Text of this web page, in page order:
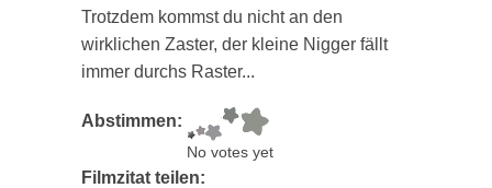
Trotzdem kommst du nicht an den
wirklichen Zaster, der kleine Nigger fällt
immer durchs Raster...
Abstimmen:
No votes yet
Filmzitat teilen: